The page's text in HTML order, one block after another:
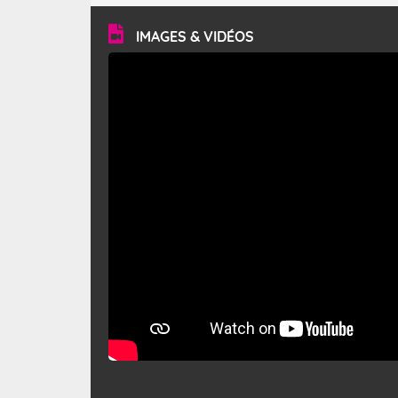
vitesse moyenne de 50 km/h et atteindre 80 à 100 km/h
en rafales, parfois davantage. Il parcourt la basse vallée
du Rhône et la Provence et envahit le littoral
méditerranéen à partir de la Camargue.
IMAGES & VIDÉOS